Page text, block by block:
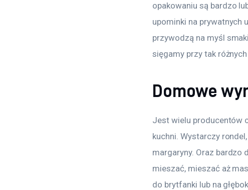
opakowaniu są bardzo
upominki na prywatnych
przywodzą na myśl
sięgamy przy tak
Domowe
Jest wielu producentów
kuchni. Wystarczy
margaryny. Oraz bardzo
mieszać, mieszać aż
do brytfanki lub na